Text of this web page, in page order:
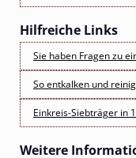
Hilfreiche Links
Sie haben Fragen zu
So entkalken und
Einkreis-Siebträger in
Weitere